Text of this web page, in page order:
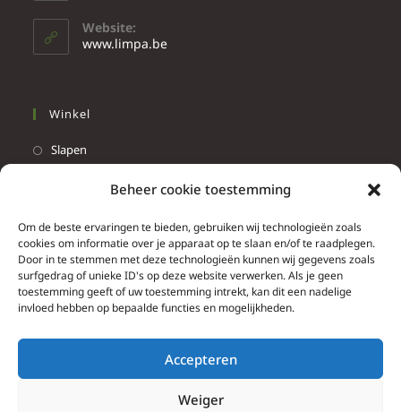
Beheer cookie toestemming
Om de beste ervaringen te bieden, gebruiken wij technologieën zoals
cookies om informatie over je apparaat op te slaan en/of te raadplegen.
Door in te stemmen met deze technologieën kunnen wij gegevens zoals
surfgedrag of unieke ID's op deze website verwerken. Als je geen
toestemming geeft of uw toestemming intrekt, kan dit een nadelige
invloed hebben op bepaalde functies en mogelijkheden.
Accepteren
Weiger
Website:
www.limpa.be
Winkel
Slapen
Info
Contacteer ons
Algemene & bijzondere voorwaarden
Brief herroepingsrecht